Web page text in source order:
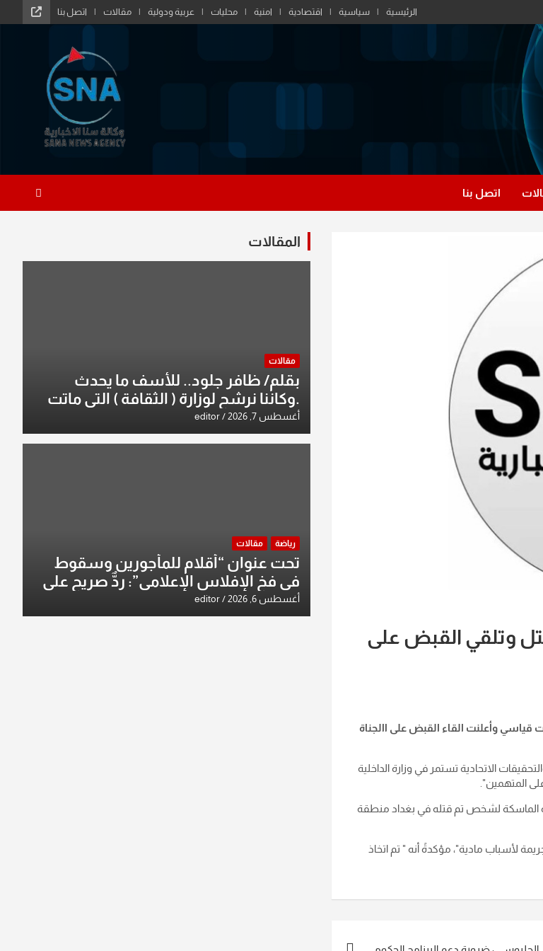
الرئيسية سياسية اقتصادية امنية محليات عربية ودولية مقالات اتصل بنا
اتصل بنا
وتلقي القبض على
قياسي وأعلنت القاء القبض على االجناة
الاتحادية تستمر في وزارة الداخلية
المتهمين".
الماسكة لشخص تم قتله في بغداد منطقة
لأسباب مادية"، مؤكدةً أنه " تم اتخاذ
المقالات
مقالات
بقلم/ ظافر جلود.. للأسف ما يحدث
.وكاننا نرشح لوزارة ( الثقافة ) التي ماتت
من زمان وزير يمثلها من النخبة والإرث
العظيم للثقافة العراقية..
أغسطس 7, 2026 editor
رياضة مقالات
تحت عنوان “أقلام للمأجورين وسقوط
في فخ الإفلاس الإعلامي”: ردٌّ صريح على
افتراءات سمير الشكرجي
أغسطس 6, 2026 editor